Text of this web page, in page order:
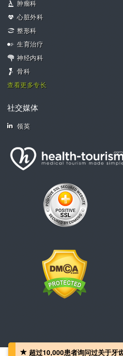
肿瘤科
心脏外科
整形科
生育治疗
神经内科
骨科
查看更多专长
社交媒体
领英
超过10,000患者询问过关于牙